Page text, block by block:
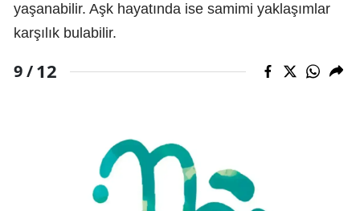
yaşanabilir. Aşk hayatında ise samimi yaklaşımlar
karşılık bulabilir.
9 /12